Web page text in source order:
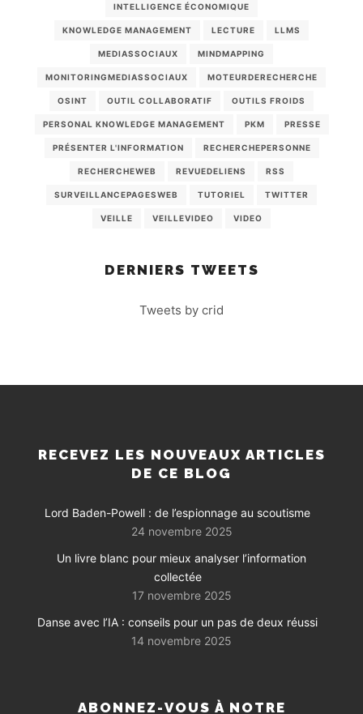
INTELLIGENCE ÉCONOMIQUE
KNOWLEDGE MANAGEMENT LECTURE LLMS
MEDIASSOCIAUX MINDMAPPING
MONITORINGMEDIASSOCIAUX MOTEURDERECHERCHE
OSINT OUTIL COLLABORATIF OUTILS FROIDS
PERSONAL KNOWLEDGE MANAGEMENT PKM PRESSE
PRÉSENTER L'INFORMATION RECHERCHEPERSONNE
RECHERCHEWEB REVUEDELIENS RSS
SURVEILLANCEPAGESWEB TUTORIEL TWITTER
VEILLE VEILLEVIDEO VIDEO
DERNIERS TWEETS
Tweets by crid
RECEVEZ LES NOUVEAUX ARTICLES
DE CE BLOG
Lord Baden-Powell : de l’espionnage au scoutisme
24 novembre 2025
Un livre blanc pour mieux analyser l’information
collectée
17 novembre 2025
Danse avec l’IA : conseils pour un pas de deux réussi
14 novembre 2025
ABONNEZ-VOUS À NOTRE